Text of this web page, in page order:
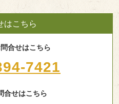
はこちら
合せはこちら
7421
合せはこちら